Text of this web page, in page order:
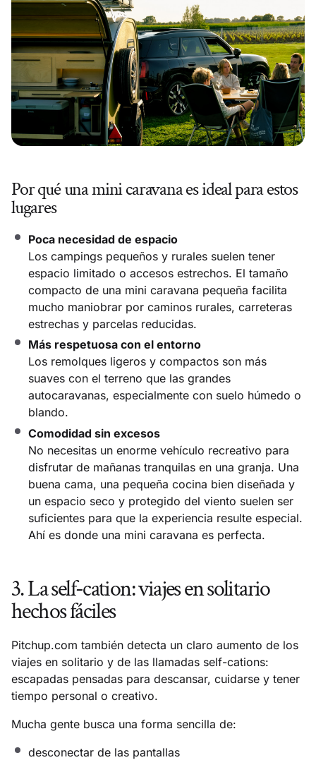
Por qué una mini caravana es ideal para estos
lugares
Poca necesidad de espacio
Los campings pequeños y rurales suelen tener
espacio limitado o accesos estrechos. El tamaño
compacto de una mini caravana pequeña facilita
mucho maniobrar por caminos rurales, carreteras
estrechas y parcelas reducidas.
Más respetuosa con el entorno
Los remolques ligeros y compactos son más
suaves con el terreno que las grandes
autocaravanas, especialmente con suelo húmedo o
blando.
Comodidad sin excesos
No necesitas un enorme vehículo recreativo para
disfrutar de mañanas tranquilas en una granja. Una
buena cama, una pequeña cocina bien diseñada y
un espacio seco y protegido del viento suelen ser
suficientes para que la experiencia resulte especial.
Ahí es donde una mini caravana es perfecta.
3. La self-cation: viajes en solitario
hechos fáciles
Pitchup.com también detecta un claro aumento de los
viajes en solitario y de las llamadas self-cations:
escapadas pensadas para descansar, cuidarse y tener
tiempo personal o creativo.
Mucha gente busca una forma sencilla de:
desconectar de las pantallas